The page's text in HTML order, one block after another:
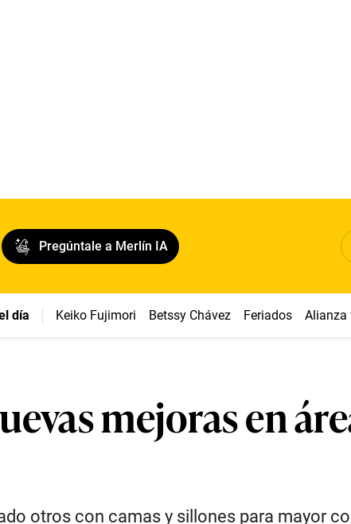
Pregúntale a Merlín IA
día Keiko Fujimori Betssy Chávez Feriados Alianza
mejoras en
otros con camas y sillones para mayor